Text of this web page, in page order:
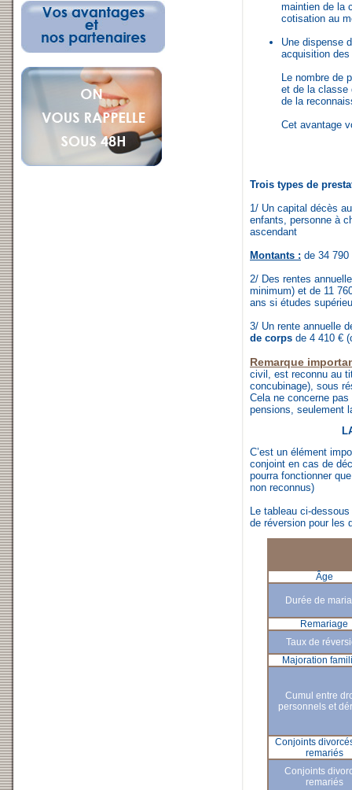
maintien de la
cotisation au
Une dispense
acquisition
Le nombre de
et de la classe
de la
Cet avantage
Trois types de
1/ Un capital décès
enfants, personne à
ascendant
Montants : de 34
2/ Des rentes
minimum) et de 11
ans si études
3/ Un rente annuelle
de corps de 4 410 €
Remarque
civil, est reconnu au
concubinage), sous
Cela ne concerne
pensions, seulement
C’est un élément
conjoint en cas de
pourra fonctionner
non reconnus)
Le tableau ci-
de réversion pour les
Âge
Durée de
Remariage
Taux de
Majoration
Cumul entre
personnels et
Conjoints
remariés
Conjoints
remariés